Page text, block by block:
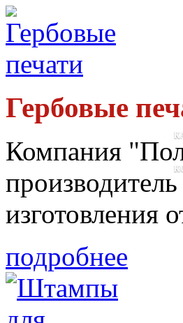
Гербовые
Компания
изготовления
подробнее